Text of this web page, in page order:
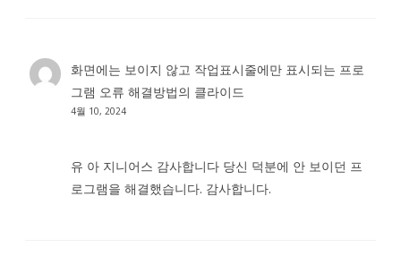
화면에는 보이지 않고 작업표시줄에만 표시되는 프로
그램 오류 해결방법의 클라이드
4월 10, 2024
유 아 지니어스 감사합니다 당신 덕분에 안 보이던 프
로그램을 해결했습니다. 감사합니다.